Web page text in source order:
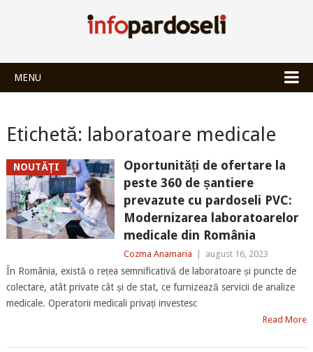
MENU
Etichetă: laboratoare medicale
NOUTĂȚI
Oportunități de ofertare la
peste 360 de șantiere
prevazute cu pardoseli PVC:
Modernizarea laboratoarelor
medicale din România
Cozma Anamaria august 16, 2023
În România, există o rețea semnificativă de laboratoare și puncte de
colectare, atât private cât și de stat, ce furnizează servicii de analize
medicale. Operatorii medicali privați investesc
Read More